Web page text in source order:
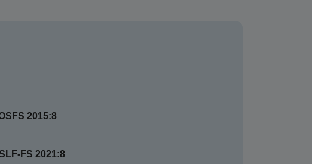
2015:8
FS 2021:8